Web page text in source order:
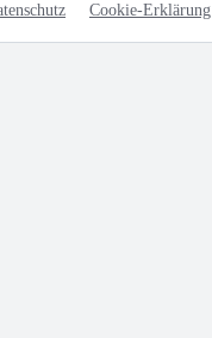
Cookie-Erklärung